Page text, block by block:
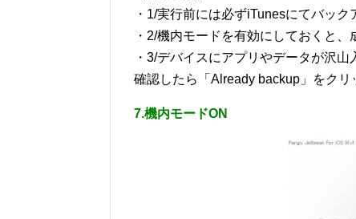
・1/実行前には必ずiTunesにてバック
・2/機内モードを有効にしておくと、
・3/デバイスにアプリやデータが沢
確認したら「Already backup」をクリ
7.機内モードON